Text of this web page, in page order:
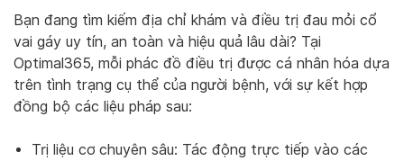
Bạn đang tìm kiếm địa chỉ khám và điều trị đau mỏi cổ
vai gáy uy tín, an toàn và hiệu quả lâu dài? Tại
Optimal365, mỗi phác đồ điều trị được cá nhân hóa dựa
trên tình trạng cụ thể của người bệnh, với sự kết hợp
đồng bộ các liệu pháp sau:
Trị liệu cơ chuyên sâu: Tác động trực tiếp vào các